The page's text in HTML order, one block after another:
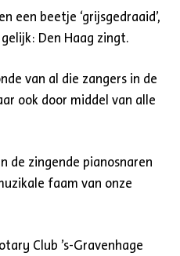
een beetje ‘grijsgedraaid’,
Den Haag zingt.
van al die zangers in de
ook door middel van alle
de zingende pianosnaren
faam van onze
Club ’s-Gravenhage